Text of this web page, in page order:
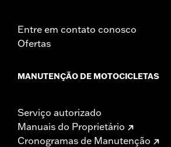
Entre em contato conosco
Ofertas
MANUTENÇÃO DE MOTOCICLETAS
Serviço autorizado
Manuais do Proprietário
Cronogramas de Manutenção